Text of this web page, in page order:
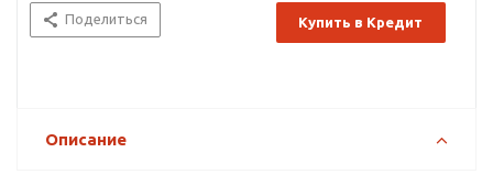
Поделиться Купить в Кредит
Описание